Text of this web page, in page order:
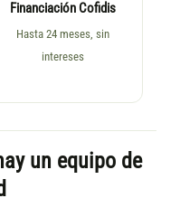
Financiación Cofidis
Hasta 24 meses, sin
intereses
un equipo de